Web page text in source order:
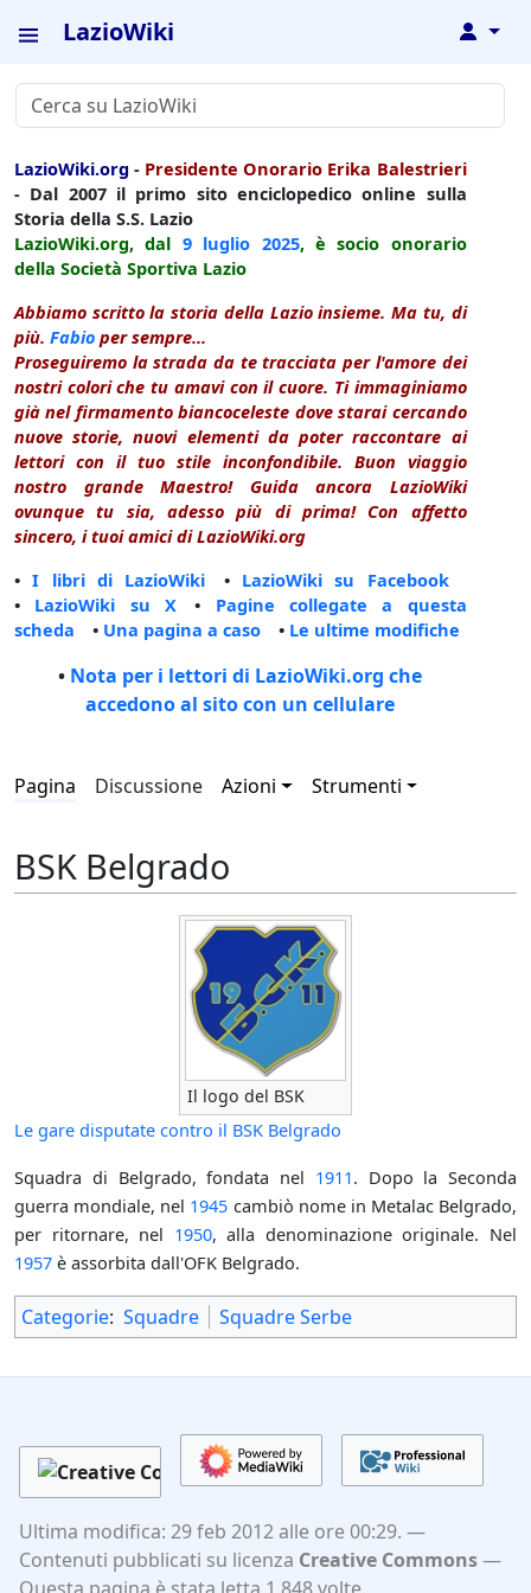
LazioWiki ↓
LazioWiki.org - Presidente Onorario Erika Balestrieri
- Dal 2007 il primo sito enciclopedico online sulla
Storia della S.S. Lazio
LazioWiki.org, dal 9 luglio 2025, è socio onorario
della Società Sportiva Lazio
Abbiamo scritto la storia della Lazio insieme. Ma tu, di
più. Fabio per sempre...
Proseguiremo la strada da te tracciata per l'amore dei
nostri colori che tu amavi con il cuore. Ti immaginiamo
già nel firmamento biancoceleste dove starai cercando
nuove storie, nuovi elementi da poter raccontare ai
lettori con il tuo stile inconfondibile. Buon viaggio
nostro grande Maestro! Guida ancora LazioWiki
ovunque tu sia, adesso più di prima! Con affetto
sincero, i tuoi amici di LazioWiki.org
•I libri di LazioWiki • LazioWiki su Facebook
• LazioWiki su X • Pagine collegate a questa
scheda • Una pagina a caso • Le ultime modifiche
• Nota per i lettori di LazioWiki.org che
accedono al sito con un cellulare
Pagina Discussione Azioni Strumenti
BSK Belgrado
Il logo del BSK
Le gare disputate contro il BSK Belgrado
Squadra di Belgrado, fondata nel 1911. Dopo la Seconda
guerra mondiale, nel 1945 cambiò nome in Metalac Belgrado,
per ritornare, nel 1950, alla denominazione originale. Nel
1957 è assorbita dall'OFK Belgrado.
Categorie: Squadre Squadre Serbe
Ultima modifica: 29 feb 2012 alle ore 00:29.
Contenuti pubblicati su licenza Creative Commons